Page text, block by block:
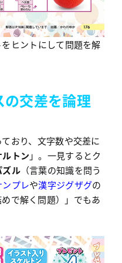
ヒントにして問題を解
交差を論理
おり、文字数や交差に
ルトン 」。一見するとク
ズル（言葉の知識を問う
ンプレや漢字ジグザグの
めで解く問題）」でもあ